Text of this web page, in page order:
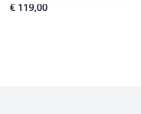
€ 119,00